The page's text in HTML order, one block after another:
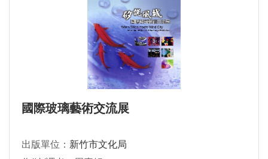
國際玻璃藝術交流展
出版單位： 新竹市文化局